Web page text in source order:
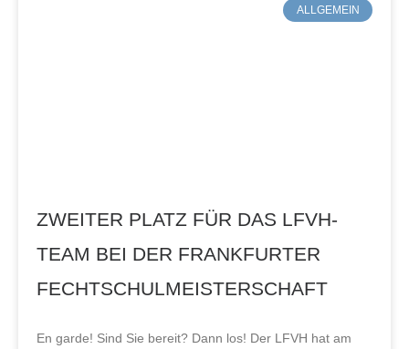
ALLGEMEIN
ZWEITER PLATZ FÜR DAS LFVH-
TEAM BEI DER FRANKFURTER
FECHTSCHULMEISTERSCHAFT
En garde! Sind Sie bereit? Dann los! Der LFVH hat am